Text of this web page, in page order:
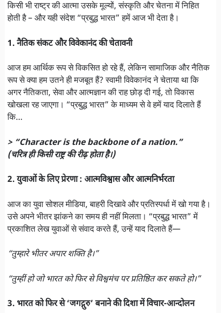
किसी भी राष्ट्र की आत्मा उसके मूल्यों, संस्कृति और चेतना में निहित
होती है – और यही संदेश “प्रबुद्ध भारत” हमें आज भी देता है।
1. नैतिक संकट और विवेकानंद की चेतावनी
आज हम आर्थिक रूप से विकसित हो रहे हैं, लेकिन सामाजिक और नैतिक
रूप से क्या हम उतने ही मजबूत हैं? स्वामी विवेकानंद ने चेताया था कि
अगर नैतिकता, सेवा और आत्मज्ञान की राह छोड़ दी गई, तो विकास
खोखला रह जाएगा। “प्रबुद्ध भारत” के माध्यम से वे हमें याद दिलाते हैं
कि…
> “Character is the backbone of a nation.”
(चरित्र ही किसी राष्ट्र की रीढ़ होता है।)
2. युवाओं के लिए प्रेरणा : आत्मविश्वास और आत्मनिर्भरता
आज का युवा सोशल मीडिया, बाहरी दिखावे और प्रतिस्पर्धा में खो गया है।
उसे अपने भीतर झांकने का समय ही नहीं मिलता। “प्रबुद्ध भारत” में
प्रकाशित लेख युवाओं से संवाद करते हैं, उन्हें याद दिलाते हैं—
“तुम्हारे भीतर अपार शक्ति है।”
“तुम्हीं हो जो भारत को फिर से विश्वमंच पर प्रतिष्ठित कर सकते हो।”
3. भारत को फिर से ‘जगद्गुरु’ बनाने की दिशा में विचार-आन्दोलन